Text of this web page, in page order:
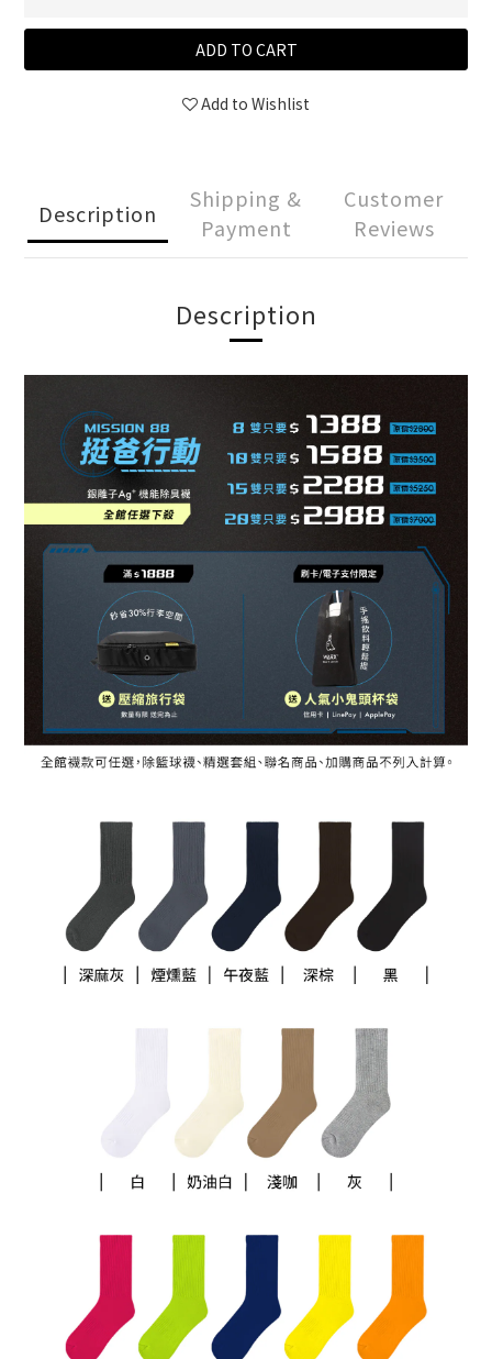
ADD TO CART
Add to Wishlist
Description
Shipping &
Payment
Customer
Reviews
Description